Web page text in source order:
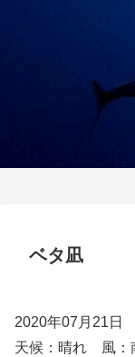
ベタ凪
2020年07月21日
天候：晴れ 風